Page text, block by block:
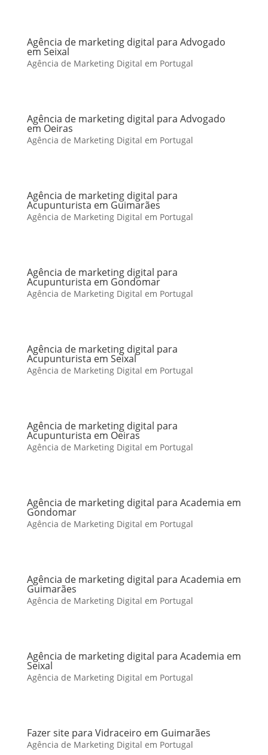
Agência de marketing digital para Advogado
em Seixal
Agência de Marketing Digital em Portugal
Agência de marketing digital para Advogado
em Oeiras
Agência de Marketing Digital em Portugal
Agência de marketing digital para
Acupunturista em Guimarães
Agência de Marketing Digital em Portugal
Agência de marketing digital para
Acupunturista em Gondomar
Agência de Marketing Digital em Portugal
Agência de marketing digital para
Acupunturista em Seixal
Agência de Marketing Digital em Portugal
Agência de marketing digital para
Acupunturista em Oeiras
Agência de Marketing Digital em Portugal
Agência de marketing digital para Academia em
Gondomar
Agência de Marketing Digital em Portugal
Agência de marketing digital para Academia em
Guimarães
Agência de Marketing Digital em Portugal
Agência de marketing digital para Academia em
Seixal
Agência de Marketing Digital em Portugal
Fazer site para Vidraceiro em Guimarães
Agência de Marketing Digital em Portugal